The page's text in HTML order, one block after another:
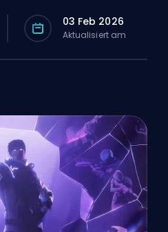
03 Feb 2026
Aktualisiert am